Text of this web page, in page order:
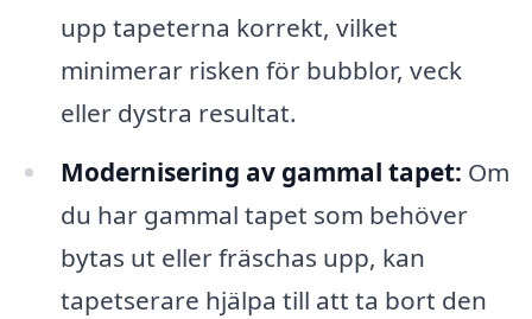
upp tapeterna korrekt, vilket
minimerar risken för bubblor, veck
eller dystra resultat.
Modernisering av gammal tapet: Om
du har gammal tapet som behöver
bytas ut eller fräschas upp, kan
tapetserare hjälpa till att ta bort den